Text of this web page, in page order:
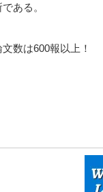
ある。
数は600報以上！